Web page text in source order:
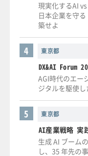
現実化するAI
日本企業を守
築せよ
東京都
4
DX&AI Forum
AGI時代のエー
ジタルを駆使
東京都
5
AI産業戦略 実
生成 AI ブーム
し、35 年先の事